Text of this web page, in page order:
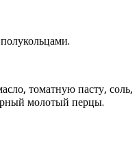
томатную пасту, соль,
молотый перцы.